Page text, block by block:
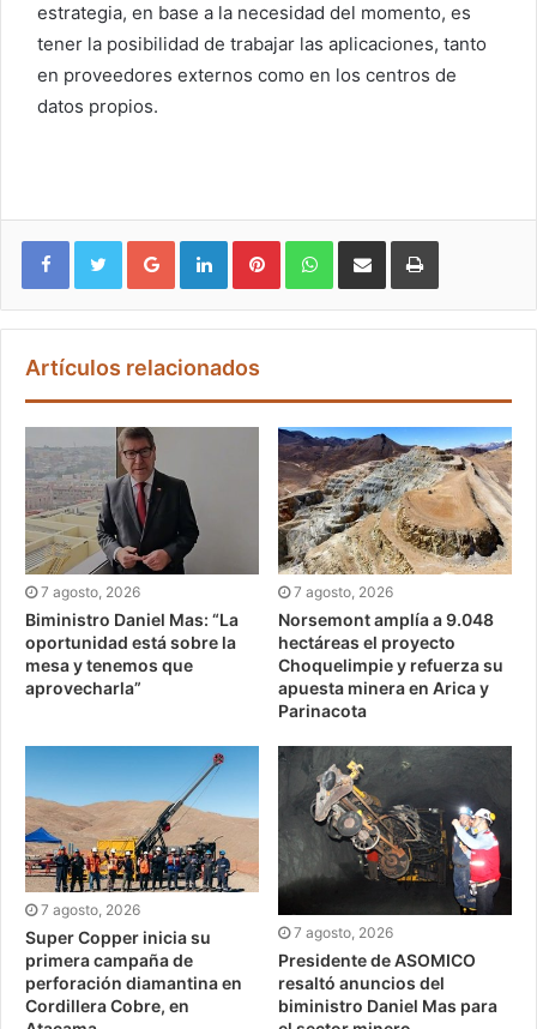
estrategia, en base a la necesidad del momento, es
tener la posibilidad de trabajar las aplicaciones, tanto
en proveedores externos como en los centros de
datos propios.
Google+ LinkedIn Pinterest WhatsApp
Artículos relacionados
7 agosto, 2026
Biministro Daniel Mas: “La
oportunidad está sobre la
mesa y tenemos que
aprovecharla”
7 agosto, 2026
Norsemont amplía a 9.048
hectáreas el proyecto
Choquelimpie y refuerza su
apuesta minera en Arica y
Parinacota
7 agosto, 2026
Super Copper inicia su
primera campaña de
perforación diamantina en
Cordillera Cobre, en
7 agosto, 2026
Presidente de ASOMICO
resaltó anuncios del
biministro Daniel Mas para